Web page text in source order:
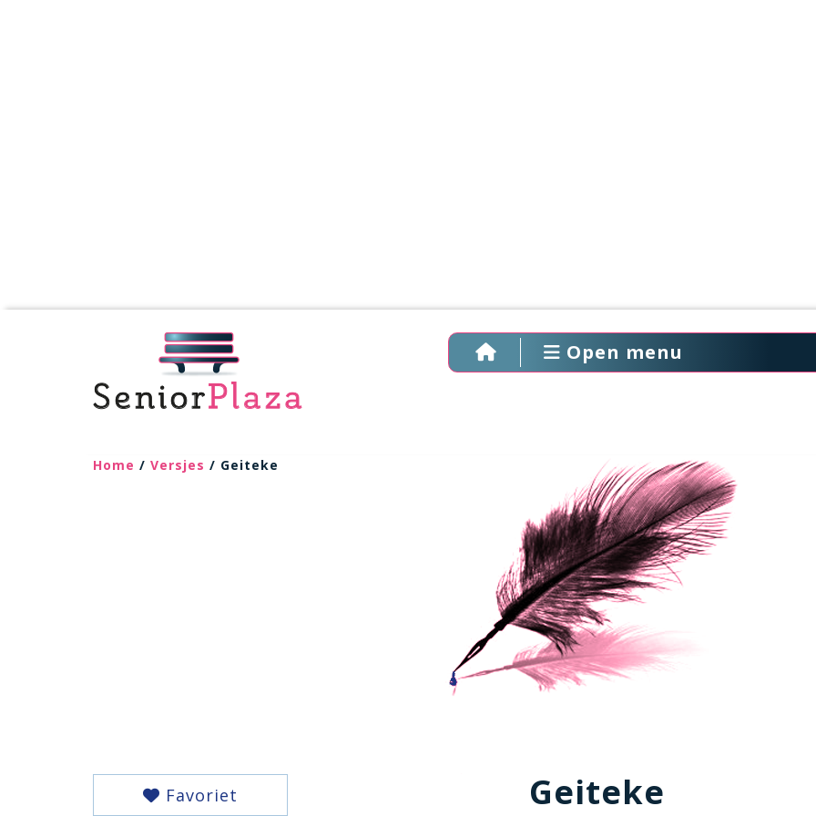
Open menu
Home / Versjes / Geiteke
Favoriet Geiteke